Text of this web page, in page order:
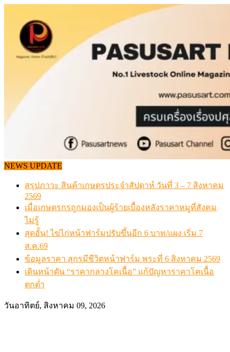
content
NEWS UPDATE
สรุปภาวะ สินค้าเกษตรประจำสัปดาห์ วันที่ 3 – 7 สิงหาคม
2569
เมื่อเกษตรกรถูกมองเป็นผู้ร้ายเบื้องหลังราคาหมูที่สังคม
ไม่รู้
สุดอั้น! ไข่ไก่หน้าฟาร์มปรับขึ้นอีก 6 บาท/แผง เริ่ม 7
ส.ค.69
ข้อมูลราคา สุกรมีชีวิตหน้าฟาร์ม พระที่ 6 สิงหาคม 2569
เดินหน้าดัน “ราคากลางโคเนื้อ” แก้ปัญหาราคาโคเนื้อ
ตกต่ำ
วันอาทิตย์, สิงหาคม 09, 2026